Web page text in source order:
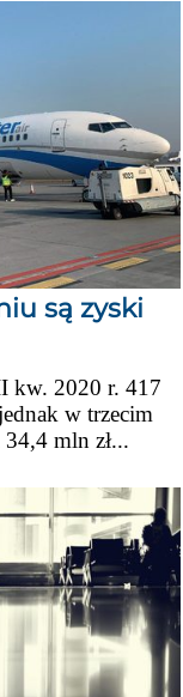
są zyski
kw. 2020 r. 417
w trzecim
mln zł...